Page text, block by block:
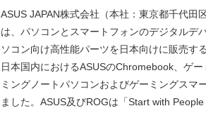
ASUS JAPAN株式会社（本社：東京都千代田
は、パソコンとスマートフォンのデジタルデ
ソコン向け高性能パーツを日本向けに販売す
日本国内におけるASUSのChromebook、ゲ
ミングノートパソコンおよびゲーミングスマ
ました。ASUS及びROGは「Start with